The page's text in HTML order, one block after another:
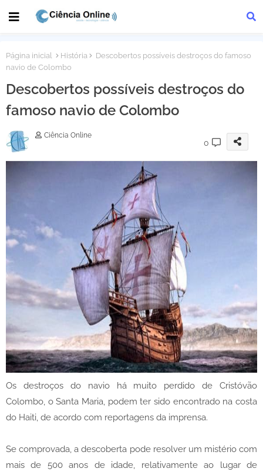
Página inicial História
Descobertos possíveis destroços do famoso
navio de Colombo
Descobertos possíveis destroços do
famoso navio de Colombo
Ciência Online
0
Os destroços do navio há muito perdido de Cristóvão
Colombo, o Santa Maria, podem ter sido encontrado na costa
do Haiti, de acordo com reportagens da imprensa.
Se comprovada, a descoberta pode resolver um mistério com
mais de 500 anos de idade, relativamente ao lugar de